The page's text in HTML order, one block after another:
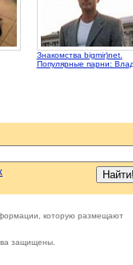
Знакомства bigmir)net.
Популярные парни:
которую размещают
защищены.